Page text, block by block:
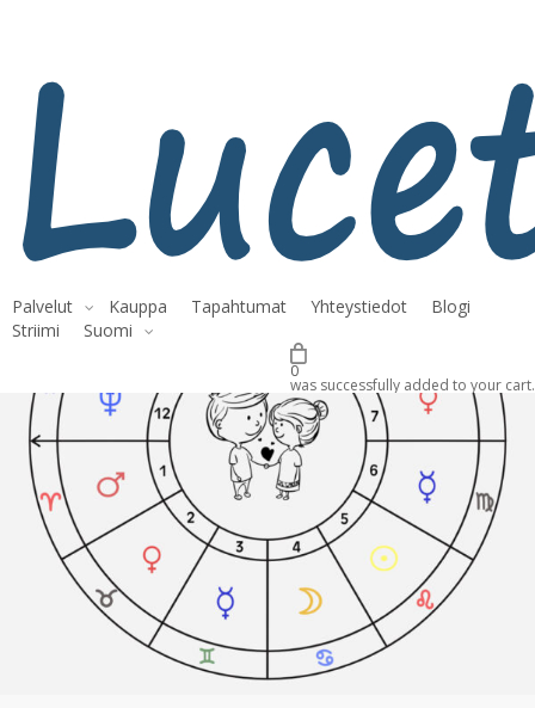
content
Palvelut Kauppa Tapahtumat Yhteystiedot
Blogi
Striimi
Suomi
0
was successfully added to your cart.
Etusivu Astrologinen parisuhdetulkinta